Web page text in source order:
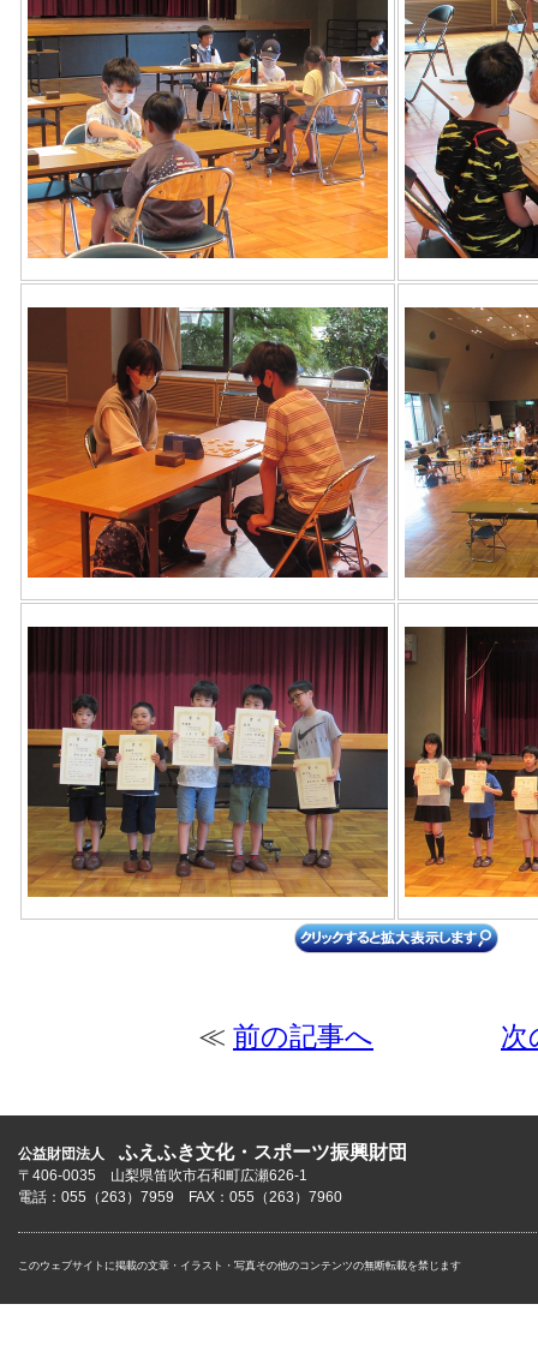
≪ 前の記事へ 次
公益財団法人 ふえふき文化・スポーツ振興財団
〒406-0035 山梨県笛吹市石和町広瀬626-1
電話：055（263）7959 FAX：055（263）7960
このウェブサイトに掲載の文章・イラスト・写真その他のコンテンツの無断転載を禁じます